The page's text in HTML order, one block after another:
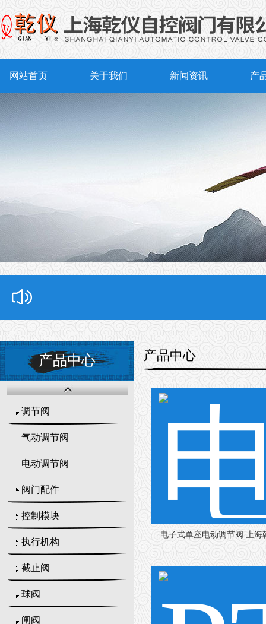
网站首页 关于我们 新闻资讯 产
产品中心
调节阀
气动调节阀
电动调节阀
阀门配件
控制模块
执行机构
截止阀
球阀
闸阀
产品中心
电子式单座电动调节阀 上海